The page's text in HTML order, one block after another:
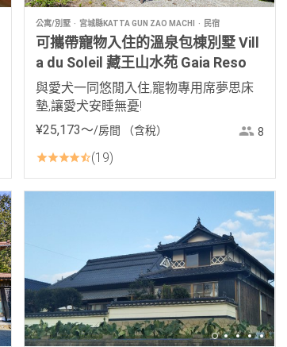
公寓/別墅 宮城縣KATTA GUN ZAO MACHI 民宿
可攜帶寵物入住的溫泉包棟別墅 Vill
a du Soleil 藏王山水苑 Gaia Reso
與愛犬一同悠閒入住,寵物專用席夢思床
墊,讓愛犬安睡無憂!
¥25,173〜/房間 （含稅） 8
19